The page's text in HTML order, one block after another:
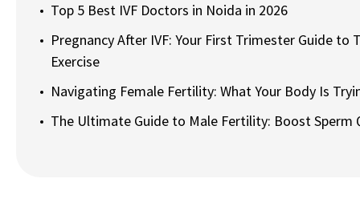
Top 5 Best IVF Doctors in Noida in 2026
Pregnancy After IVF: Your First Trimester Guide to
Exercise
Navigating Female Fertility: What Your Body Is
The Ultimate Guide to Male Fertility: Boost Sperm